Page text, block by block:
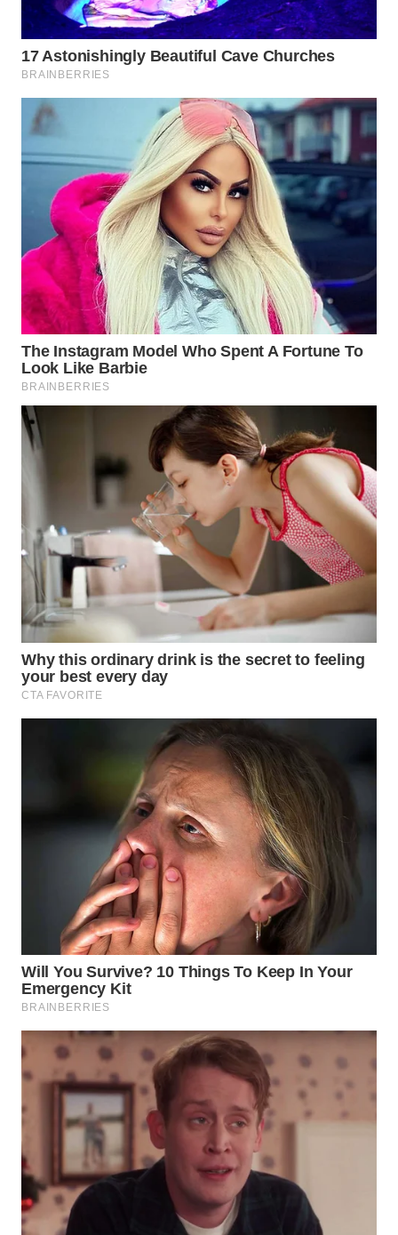
WN
PRIANGAN
TIMUR
SEMARANG
WN
SOLO
WN
BOROBUDUR
WN
MADURA
WN
BINTAN
WN
MANDALIKA
WN
LIKUPANG
WAHANA
NEWS
WAHANA
TANI
WAHANA
ADVOKAT
WAHANA
INFRASTRUKTUR
WAHANA
KONSUMEN